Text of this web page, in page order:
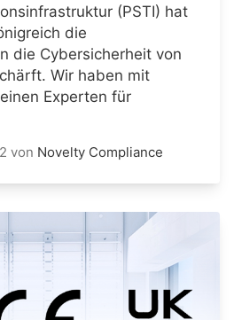
(PSTI) hat
die
die Cybersicherheit von
Wir haben mit
Experten für
von Novelty Compliance